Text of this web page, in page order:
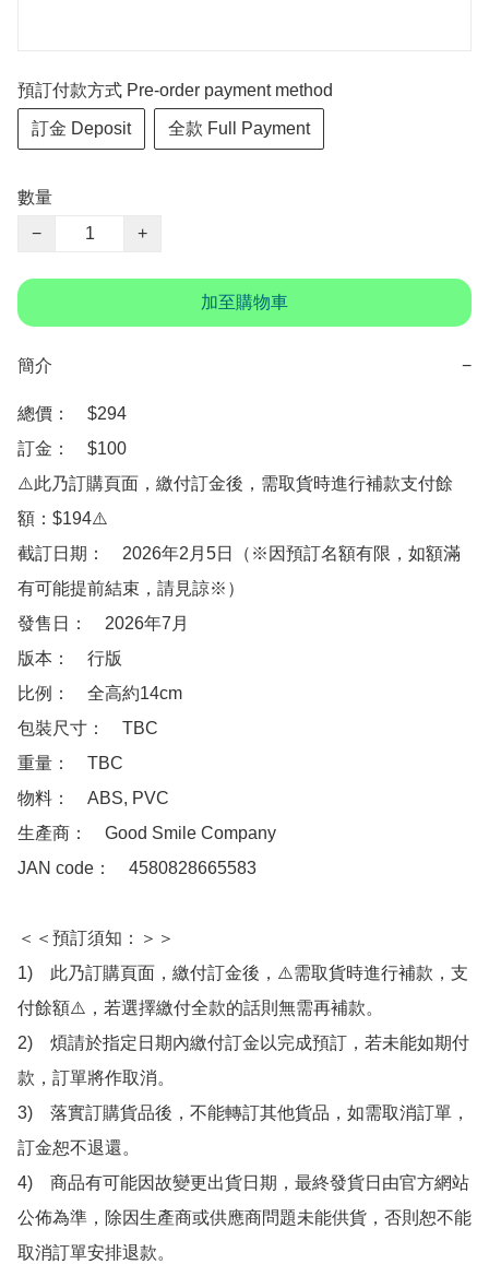
預訂付款方式 Pre-order payment method
訂金 Deposit 全款 Full Payment
數量
−
+
加至購物車
簡介 −
總價：　$294
訂金：　$100
⚠️此乃訂購頁面，繳付訂金後，需取貨時進行補款支付餘
額：$194⚠️
截訂日期：　2026年2月5日（※因預訂名額有限，如額滿
有可能提前結束，請見諒※）
發售日：　2026年7月
版本：　行版
比例：　全高約14cm
包裝尺寸：　TBC
重量：　TBC
物料：　ABS, PVC
生產商：　Good Smile Company
JAN code：　4580828665583
＜＜預訂須知：＞＞
1)　此乃訂購頁面，繳付訂金後，⚠️需取貨時進行補款，支
付餘額⚠️，若選擇繳付全款的話則無需再補款。
2)　煩請於指定日期內繳付訂金以完成預訂，若未能如期付
款，訂單將作取消。
3)　落實訂購貨品後，不能轉訂其他貨品，如需取消訂單，
訂金恕不退還。
4)　商品有可能因故變更出貨日期，最終發貨日由官方網站
公佈為準，除因生產商或供應商問題未能供貨，否則恕不能
取消訂單安排退款。